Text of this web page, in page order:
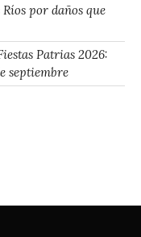
por daños que
Patrias 2026:
septiembre